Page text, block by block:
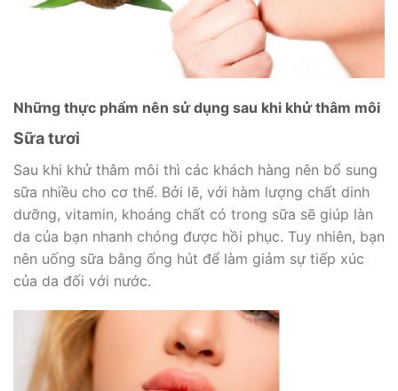
Những thực phẩm nên sử dụng sau khi khử thâm môi
Sữa tươi
Sau khi khử thâm môi thì các khách hàng nên bổ sung
sữa nhiều cho cơ thể. Bởi lẽ, với hàm lượng chất dinh
dưỡng, vitamin, khoáng chất có trong sữa sẽ giúp làn
da của bạn nhanh chóng được hồi phục. Tuy nhiên, bạn
nên uống sữa bằng ống hút để làm giảm sự tiếp xúc
của da đối với nước.